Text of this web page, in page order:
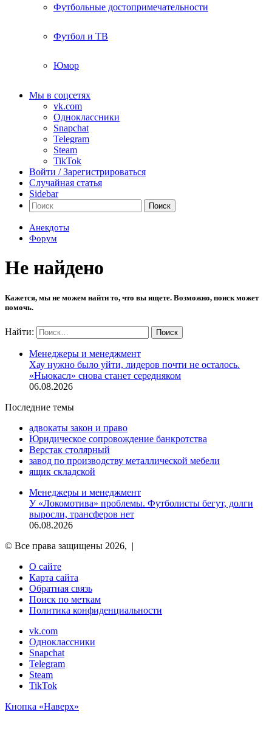
Футбольные достопримечательности
Футбол и ТВ
Юмор
Мы в соцсетях
vk.com
Одноклассники
Snapchat
Telegram
Steam
TikTok
Войти / Зарегистрироваться
Случайная статья
Sidebar
Поиск
Анекдоты
Форум
Не найдено
Кажется, мы не можем найти то, что вы ищете. Возможно, поиск может
помочь.
Найти:
Менеджеры и менеджмент
Хау нужно было уйти, лидеров почти не осталось.
«Ньюкасл» снова станет середняком
06.08.2026
Последние темы
адвокаты закон и право
Юридическое сопровождение банкротства
Верстак столярный
завод по производству металлической мебели
ящик складской
Менеджеры и менеджмент
У «Локомотива» проблемы. Футболисты бегут, долги
выросли, трансферов нет
06.08.2026
© Все права защищены 2026, |
О сайте
Карта сайта
Обратная связь
Поиск по меткам
Политика конфиденциальности
vk.com
Одноклассники
Snapchat
Telegram
Steam
TikTok
Кнопка «Наверх»